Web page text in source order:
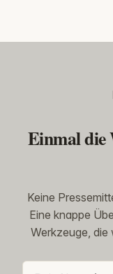
Einmal die
Keine
Eine knappe
Werkzeuge, die